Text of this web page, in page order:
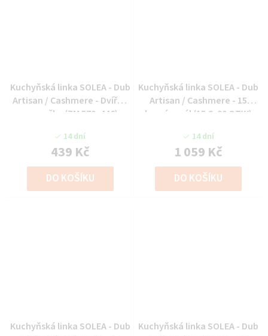
Kuchyňská linka SOLEA - Dub
Artisan / Cashmere - Dvířka
na myčku (ZM 570x446)
14 dní
439 Kč
DO KOŠÍKU
Kuchyňská linka SOLEA - Dub
Artisan / Cashmere - 15
horní regál (15 G-90 OTW)
14 dní
1 059 Kč
DO KOŠÍKU
Kuchyňská linka SOLEA - Dub
Kuchyňská linka SOLEA - Dub